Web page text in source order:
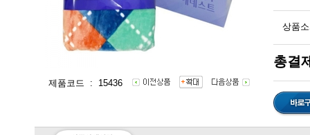
제품코드 : 15436
상품
총결